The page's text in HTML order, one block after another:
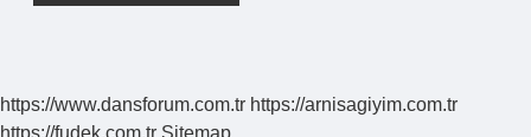
https://www.dansforum.com.tr https://arnisagiyim.com.tr
https://fudek.com.tr Sitemap